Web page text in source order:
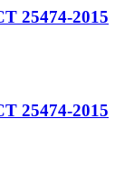
25474-2015
25474-2015